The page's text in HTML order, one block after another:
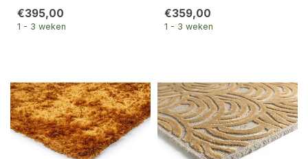
€395,00
1 - 3 weken
€359,00
1 - 3 weken